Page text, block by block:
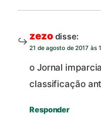
zezo disse:
21 de agosto de 2017 às
o Jornal
classificação
Responder